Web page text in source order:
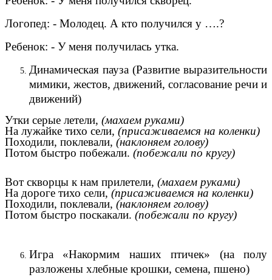
Логопед: - Молодец. А кто получился у ….?
Ребенок: - У меня получилась утка.
Динамическая пауза (Развитие выразительности
мимики, жестов, движений, согласование речи и
движений)
Утки серые летели, (махаем руками)
На лужайке тихо сели, (присаживаемся на коленки)
Походили, поклевали, (наклоняем голову)
Потом быстро побежали. (побежали по кругу)
Вот скворцы к нам прилетели, (махаем руками)
На дороге тихо сели, (присаживаемся на коленки)
Походили, поклевали, (наклоняем голову)
Потом быстро поскакали. (побежали по кругу)
Игра «Накормим наших птичек» (на полу
разложены хлебные крошки, семена, пшено)